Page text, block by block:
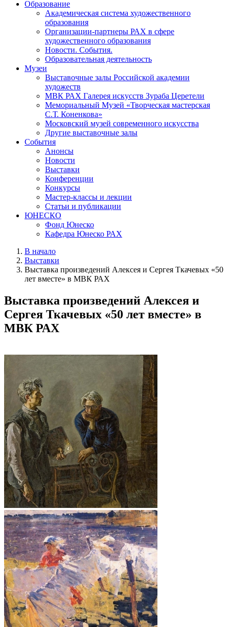
Образование
Академическая система художественного
образования
Организации-партнеры РАХ в сфере
художественного образования
Новости. События.
Образовательная деятельность
Музеи
Выставочные залы Российской академии
художеств
МВК РАХ Галерея искусств Зураба Церетели
Мемориальный Музей «Творческая мастерская
С.Т. Коненкова»
Московский музей современного искусства
Другие выставочные залы
События
Анонсы
Новости
Выставки
Конференции
Конкурсы
Мастер-классы и лекции
Статьи и публикации
ЮНЕСКО
Фонд Юнеско
Кафедра Юнеско РАХ
В начало
Выставки
Выставка произведений Алексея и Сергея Ткачевых «50
лет вместе» в МВК РАХ
Выставка произведений Алексея и
Сергея Ткачевых «50 лет вместе» в
МВК РАХ